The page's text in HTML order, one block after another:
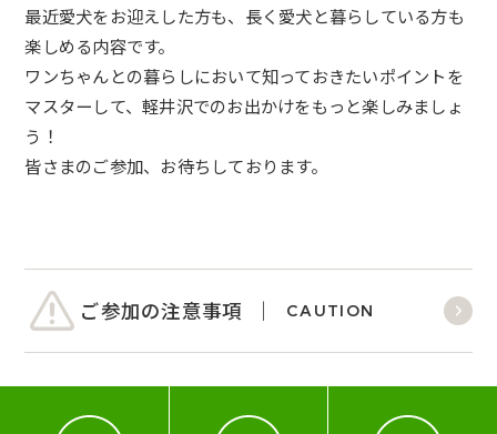
最近愛犬をお迎えした方も、 長く愛犬と暮らしている方も
楽しめる内容です。
ワンちゃんとの暮らしにおいて知っておきたいポイントを
マスターして、軽井沢でのお出かけをもっと楽しみましょ
う！
皆さまのご参加、お待ちしております。
ご参加の注意事項 CAUTION